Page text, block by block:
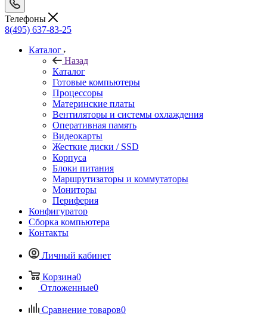
Телефоны
8(495) 637-83-25
Каталог
Назад
Каталог
Готовые компьютеры
Процессоры
Материнские платы
Вентиляторы и системы охлаждения
Оперативная память
Видеокарты
Жесткие диски / SSD
Корпуса
Блоки питания
Маршрутизаторы и коммутаторы
Мониторы
Периферия
Конфигуратор
Сборка компьютера
Контакты
Личный кабинет
Корзина0
Отложенные0
Сравнение товаров0